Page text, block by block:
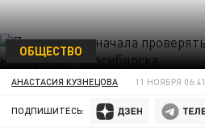
ОБЩЕСТВО
АНАСТАСИЯ КУЗНЕЦОВА 11 НОЯБРЯ 06:41
ПОДПИШИТЕСЬ: